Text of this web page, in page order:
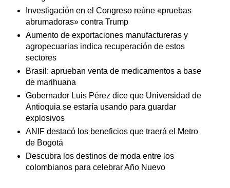
Investigación en el Congreso reúne «pruebas
abrumadoras» contra Trump
Aumento de exportaciones manufactureras y
agropecuarias indica recuperación de estos
sectores
Brasil: aprueban venta de medicamentos a base
de marihuana
Gobernador Luis Pérez dice que Universidad de
Antioquia se estaría usando para guardar
explosivos
ANIF destacó los beneficios que traerá el Metro
de Bogotá
Descubra los destinos de moda entre los
colombianos para celebrar Año Nuevo